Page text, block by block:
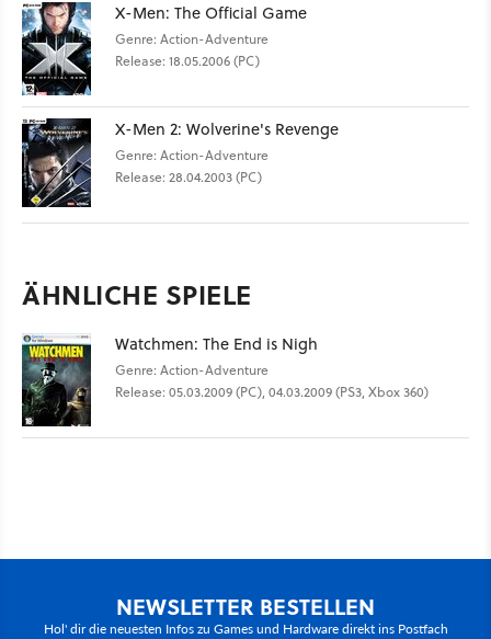
X-Men: The Official Game
Genre: Action-Adventure
Release: 18.05.2006 (PC)
X-Men 2: Wolverine's Revenge
Genre: Action-Adventure
Release: 28.04.2003 (PC)
ÄHNLICHE SPIELE
Watchmen: The End is Nigh
Genre: Action-Adventure
Release: 05.03.2009 (PC), 04.03.2009 (PS3, Xbox 360)
NEWSLETTER BESTELLEN
Hol' dir die neuesten Infos zu Games und Hardware direkt ins Postfach